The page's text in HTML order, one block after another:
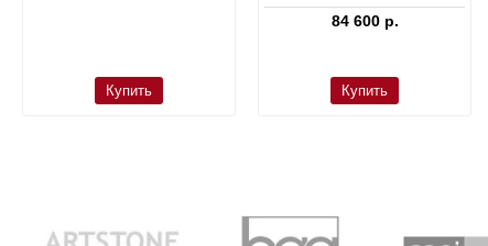
Купить
84 600 р.
Купить